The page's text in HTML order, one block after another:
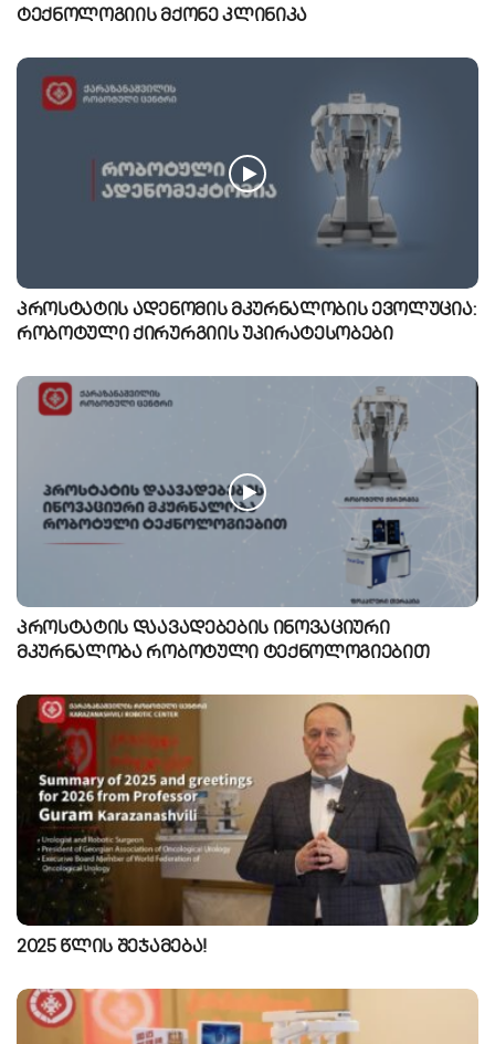
ტექნოლოგიის მქონე კლინიკა
პროსტატის ადენომის მკურნალობის ევოლუცია:
რობოტული ქირურგიის უპირატესობები
პროსტატის დაავადებების ინოვაციური
მკურნალობა რობოტული ტექნოლოგიებით
2025 წლის შეჯამება!